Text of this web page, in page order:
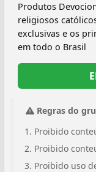
Produtos
religiosos
exclusivas e os
em todo o Brasil
Regras do
Proibido
Proibido
Proibido uso